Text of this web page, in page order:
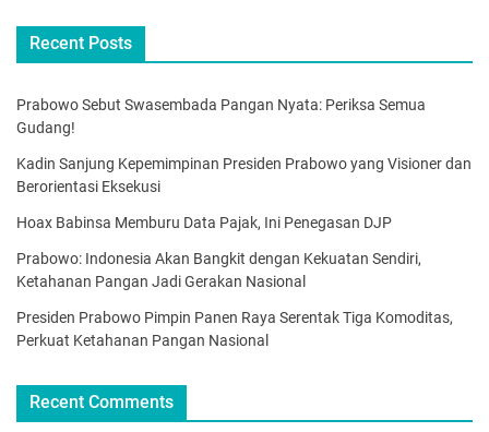
Recent Posts
Prabowo Sebut Swasembada Pangan Nyata: Periksa Semua
Gudang!
Kadin Sanjung Kepemimpinan Presiden Prabowo yang Visioner dan
Berorientasi Eksekusi
Hoax Babinsa Memburu Data Pajak, Ini Penegasan DJP
Prabowo: Indonesia Akan Bangkit dengan Kekuatan Sendiri,
Ketahanan Pangan Jadi Gerakan Nasional
Presiden Prabowo Pimpin Panen Raya Serentak Tiga Komoditas,
Perkuat Ketahanan Pangan Nasional
Recent Comments